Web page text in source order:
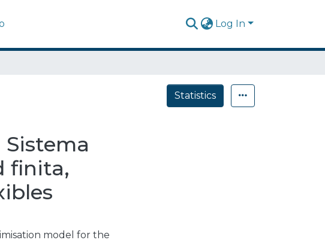
Log In
finita,
Statistics
model for the